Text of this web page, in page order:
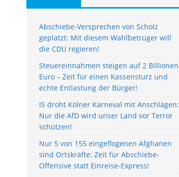
Abschiebe-Versprechen von Scholz
geplatzt: Mit diesem Wahlbetrüger will
die CDU regieren!
Steuereinnahmen steigen auf 2 Billionen
Euro – Zeit für einen Kassensturz und
echte Entlastung der Bürger!
IS droht Kölner Karneval mit Anschlägen:
Nur die AfD wird unser Land vor Terror
schützen!
Nur 5 von 155 eingeflogenen Afghanen
sind Ortskräfte: Zeit für Abschiebe-
Offensive statt Einreise-Express!